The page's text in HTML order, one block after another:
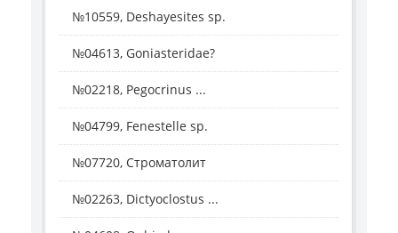
№10559, Deshayesites sp.
№04613, Goniasteridae?
№02218, Pegocrinus ...
№04799, Fenestelle sp.
№07720, Строматолит
№02263, Dictyoclostus ...